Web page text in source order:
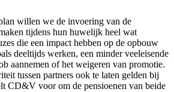
willen we de invoering van de
tijdens hun huwelijk heel wat
die een impact hebben op de opbouw
deeltijds werken, een minder veeleisende
aannemen of het weigeren van promotie.
tussen partners ook te laten gelden bij
CD&V voor om de pensioenen van beide